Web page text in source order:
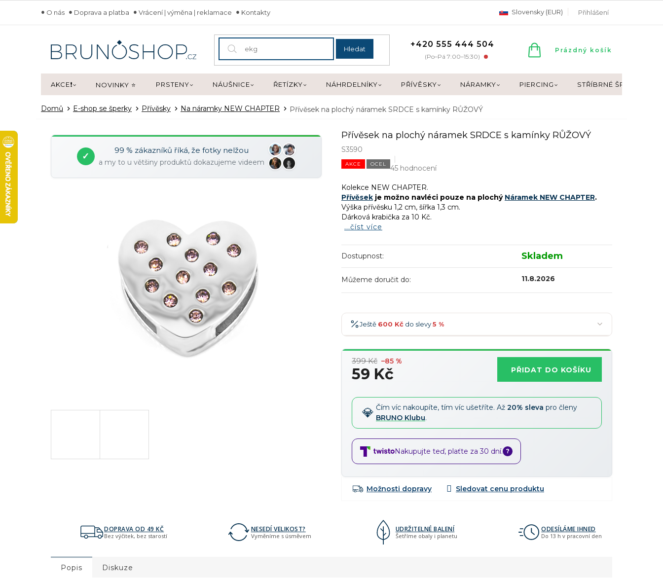
obsah
O nás Doprava a platba Vrácení | výměna | reklamace Kontakty Slovensky (EUR) Přihlášení
Hledat +420 555 444 504
(Po–Pá 7:00–15:30)
NÁKUPNÍ
Prázdný košík
AKCE❗ NOVINKY ⭐ PRSTENY NÁUŠNICE ŘETÍZKY NÁHRDELNÍKY PŘÍVĚSKY NÁRAMKY PIERCING STŘÍBRNÉ ŠPERKY
Domů E-shop se šperky Přívěsky Na náramky NEW CHAPTER Přívěsek na plochý náramek SRDCE s kamínky RŮŽOVÝ
✓
99 % zákazníků říká, že fotky nelžou
a my to u většiny produktů dokazujeme videem
Přívěsek na plochý náramek SRDCE s kamínky RŮŽOVÝ
S3590
AKCE OCEL 45 hodnocení
Kolekce NEW CHAPTER.
Přívěsek je možno navléci pouze na plochý Náramek NEW CHAPTER.
Výška přívěsku 1,2 cm, šířka 1,3 cm.
Dárková krabička za 10 Kč.
...číst více
Dostupnost: Skladem
Můžeme doručit do: 11.8.2026
Ještě 600 Kč do slevy5 %
900 Kč → -7 %
Nejoblíbenější
1 500 Kč
399 Kč –85 %
59 Kč
cena:
PŘIDAT DO KOŠÍKU
Čím víc nakoupíte, tím víc ušetříte. Až 20% sleva pro členy
BRUNO Klubu.
Nakupujte teď, plaťte za 30 dní. ?
Možnosti dopravy
DOPRAVA OD 49 KČ
Bez výčitek, bez starostí
NESEDÍ VELIKOST?
Vyměníme s úsměvem
UDRŽITELNÉ BALENÍ
Šetříme obaly i planetu
ODESÍLÁME IHNED
Do 13 h v pracovní den
Popis Diskuze